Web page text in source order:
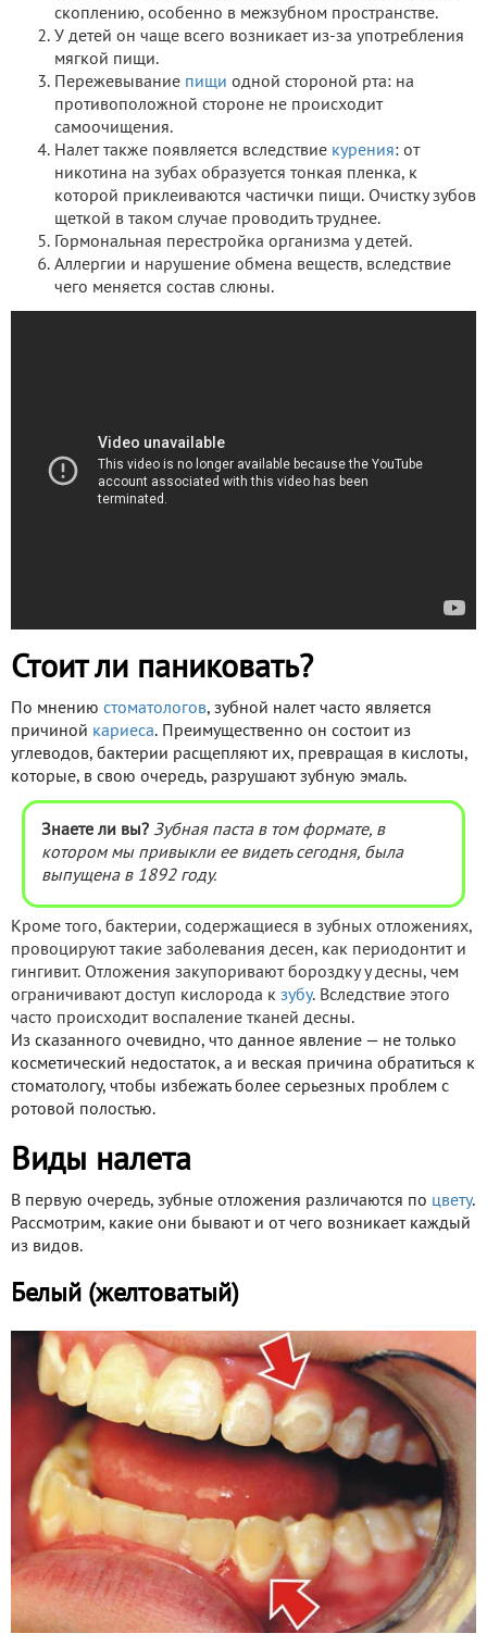
скоплению, особенно в межзубном пространстве.
У детей он чаще всего возникает из-за употребления
мягкой пищи.
Пережевывание пищи одной стороной рта: на
противоположной стороне не происходит
самоочищения.
Налет также появляется вследствие курения: от
никотина на зубах образуется тонкая пленка, к
которой приклеиваются частички пищи. Очистку зубов
щеткой в таком случае проводить труднее.
Гормональная перестройка организма у детей.
Аллергии и нарушение обмена веществ, вследствие
чего меняется состав слюны.
Стоит ли паниковать?
По мнению стоматологов, зубной налет часто является
причиной кариеса. Преимущественно он состоит из
углеводов, бактерии расщепляют их, превращая в кислоты,
которые, в свою очередь, разрушают зубную эмаль.
Знаете ли вы? Зубная паста в том формате, в
котором мы привыкли ее видеть сегодня, была
выпущена в 1892 году.
Кроме того, бактерии, содержащиеся в зубных отложениях,
провоцируют такие заболевания десен, как периодонтит и
гингивит. Отложения закупоривают бороздку у десны, чем
ограничивают доступ кислорода к зубу. Вследствие этого
часто происходит воспаление тканей десны.
Из сказанного очевидно, что данное явление — не только
косметический недостаток, а и веская причина обратиться к
стоматологу, чтобы избежать более серьезных проблем с
ротовой полостью.
Виды налета
В первую очередь, зубные отложения различаются по цвету.
Рассмотрим, какие они бывают и от чего возникает каждый
из видов.
Белый (желтоватый)